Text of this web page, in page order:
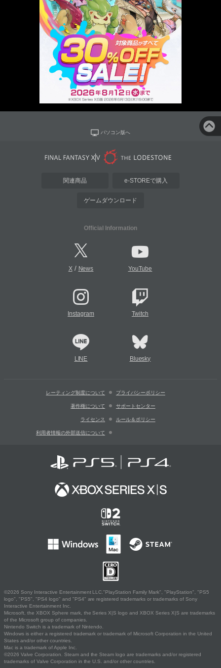
パソコン版へ
関連商品 e-STOREで購入
ゲームダウンロード
Official Information
X/ News YouTube
Instagram Twitch
LINE Bluesky
レーティング制度について プライバシーポリシー
著作権について サポートセンター
ライセンス ルール＆ポリシー
利用者情報の外部送信について
©2026 Sony Interactive Entertainment LLC."PlayStation Family Mark", "PlayStation", "PS5
logo", "PS5", "PS4 logo" and "PS4" are registered trademarks or trademarks of Sony
Interactive Entertainment Inc.
Microsoft, the XBOX Sphere mark, the Series X|S logo and XBOX Series X|S are trademarks
of the Microsoft group of companies.
Nintendo Switch is a trademark of Nintendo.
Windows is either a registered trademark or trademark of Microsoft Corporation in the United
States and/or other countries.
Mac is a trademark of Apple Inc.
©2026 Valve Corporation. Steam and the Steam logo are trademarks and/or registered
trademarks of Valve Corporation in the U.S. and/or other countries.